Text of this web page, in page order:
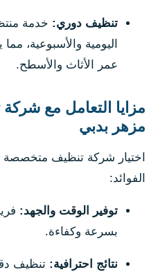
تنظيف دوري: خدمة
اليومية والأسبوعية،
عمر الأثاث والأسطح.
مزايا التعامل مع
مزهر بدبي
اختيار شركة تنظيف متخصصة
الفوائد:
توفير الوقت والجهد:
بسرعة وكفاءة.
نتائج احترافية: تنظيف